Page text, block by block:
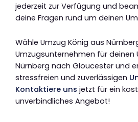
jederzeit zur Verfügung und
deine Fragen rund um deinen
Wähle Umzug König aus
Umzugsunternehmen für deinen
Nürnberg nach Gloucester und
stressfreien und zuverlässigen
Kontaktiere uns jetzt für ein
unverbindliches Angebot!